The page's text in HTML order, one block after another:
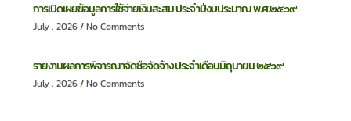
การเปิดเผยข้อมูลการใช้จ่ายเงินสะสม ประจำปีงบประมาณ พ.ศ.๒๕๖๙
July , 2026 No Comments
รายงานผลการพิจารณาจัดซื้อจัดจ้าง ประจำเดือนมิถุนายน ๒๕๖๙
July , 2026 No Comments